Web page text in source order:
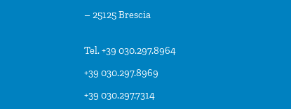
– 25125 Brescia
Tel. +39 030.297.8964
+39 030.297.8969
+39 030.297.7314